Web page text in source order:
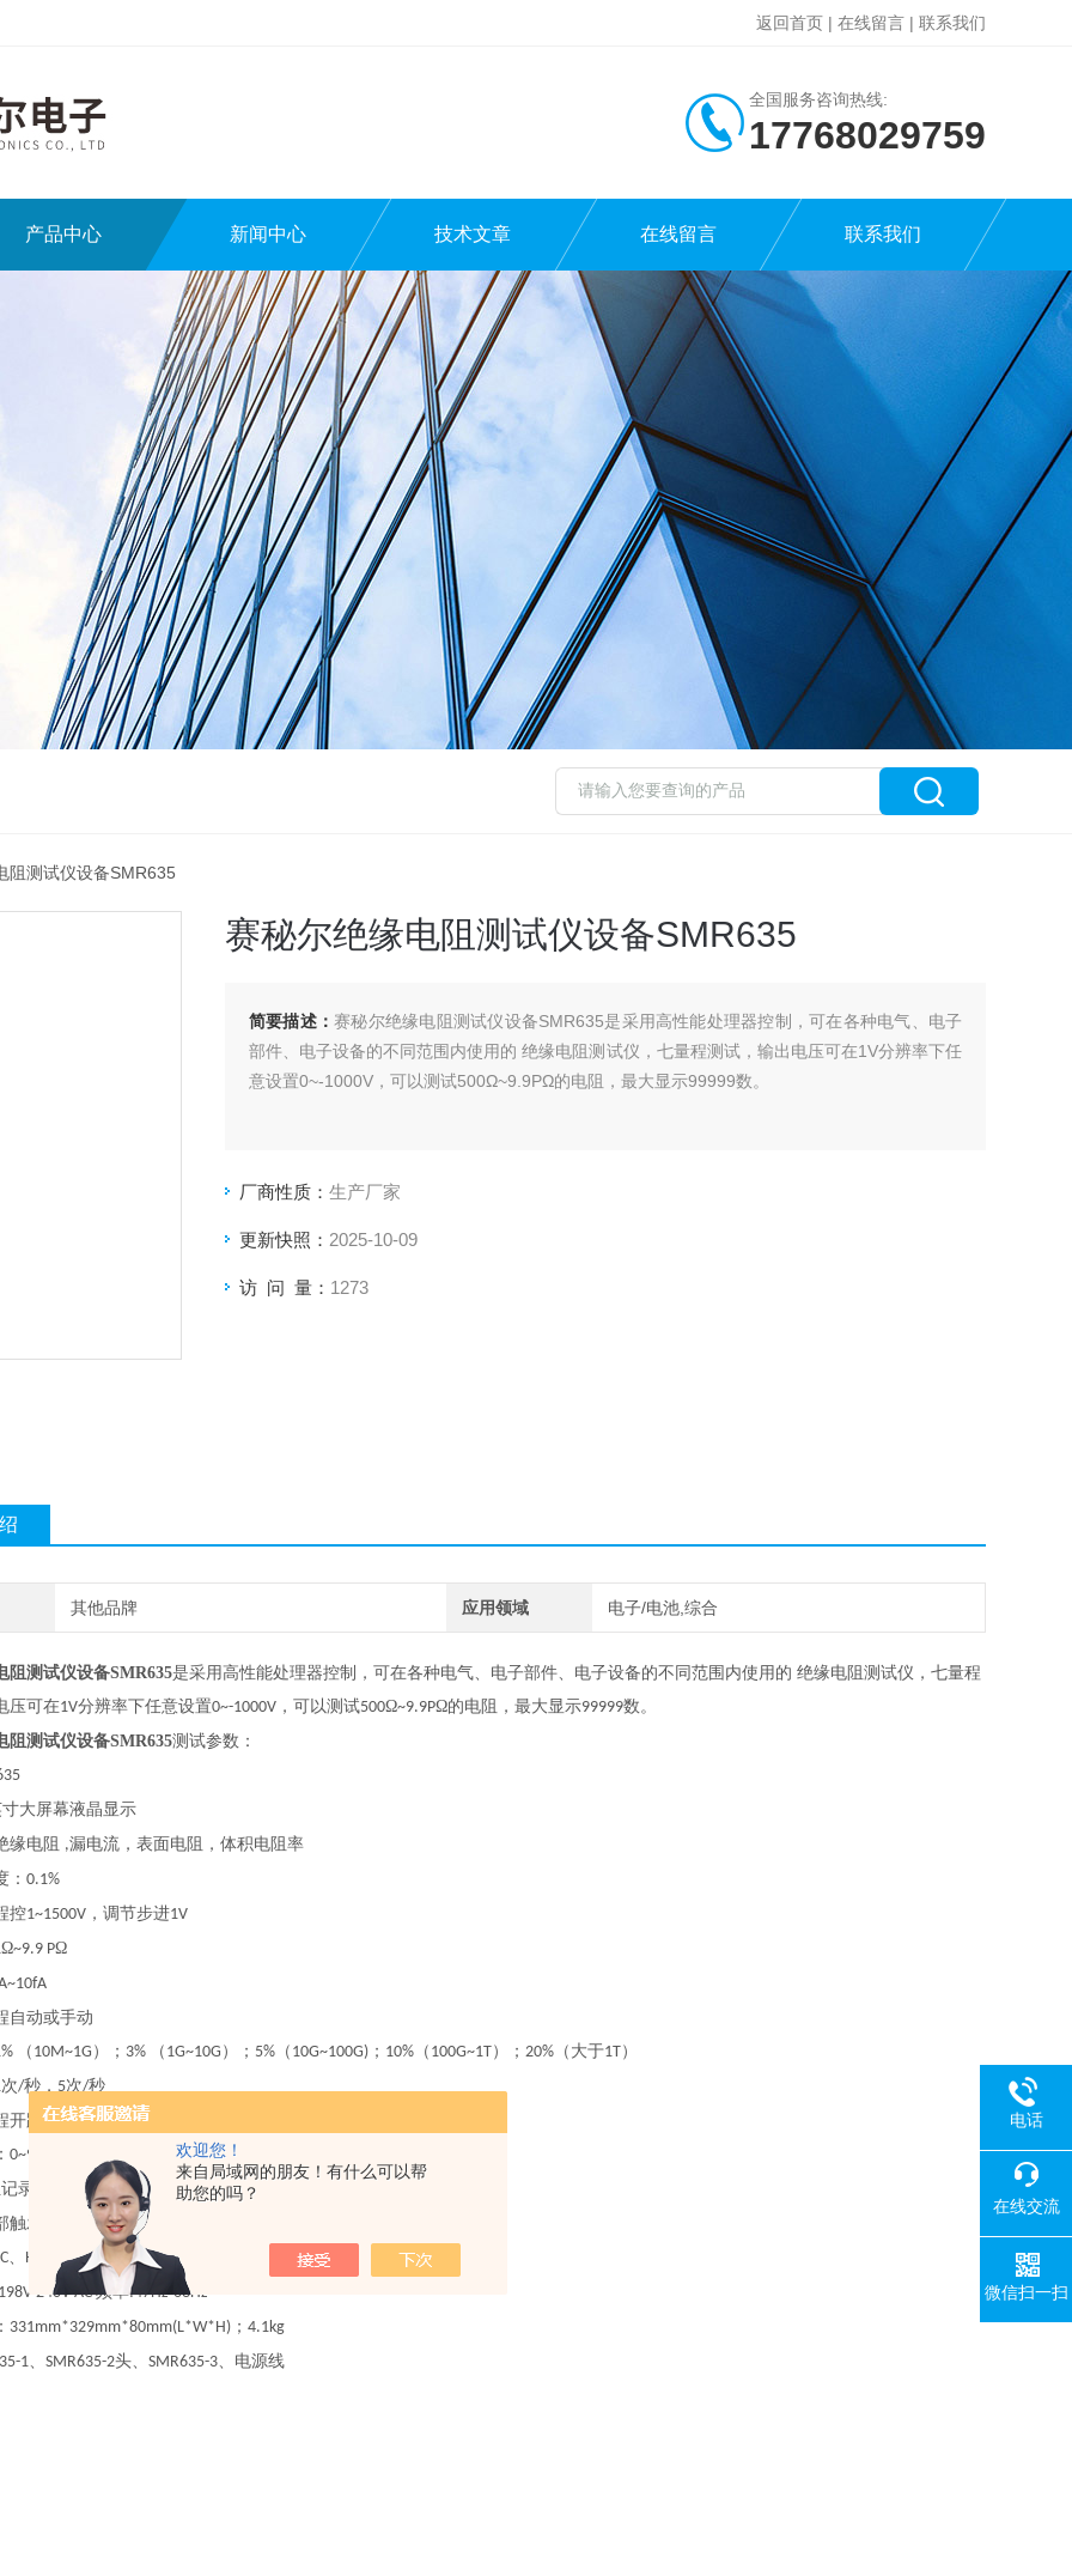
欢迎您！
来自局域网的朋友！有什么可以帮
助您的吗？
返回首页 | 在线留言 | 联系我们
全国服务咨询热线:
17768029759
产品中心 新闻中心 技术文章 在线留言 联系我们
阻测试仪设备SMR635
赛秘尔绝缘电阻测试仪设备SMR635
简要描述：赛秘尔绝缘电阻测试仪设备SMR635是采用高性能处理器控制，可在各种电气、电子
部件、电子设备的不同范围内使用的 绝缘电阻测试仪，七量程测试，输出电压可在1V分辨率下任
意设置0~-1000V，可以测试500Ω~9.9PΩ的电阻，最大显示99999数。
厂商性质： 生产厂家
更新快照： 2025-10-09
访 问 量： 1273
其他品牌 应用领域 电子/电池,综合
阻测试仪设备SMR635是采用高性能处理器控制，可在各种电气、电子部件、电子设备的不同范围内使用的 绝缘电阻测试仪，七量程
压可在1V分辨率下任意设置0~-1000V ，可以测试500Ω~9.9PΩ的电阻，最大显示99999数。
阻测试仪设备SMR635测试参数：
大屏幕液晶显示
缘电阻 ,漏电流，表面电阻，体积电阻率
： 0.1%
控1~1500V ，调节步进1V
Ω~9.9 PΩ
自动或手动
（ 10M~1G ）； 3% （ 1G~10G ）； 5% （ 10G~100G) ； 10% （ 100G~1T）； 20% （大于1T）
次/秒， 5次/秒
开路清零
0~999.9S
录，判断上超合格及下超
触发，手动触发，外部触发，总线触发
、 Handler
240V AC频率:47Hz-63Hz
331mm*329mm*80mm(L*W*H) ； 4.1kg
1、 SMR635-2头、 SMR635-3、电源线
电话
在线交流
微信扫一扫